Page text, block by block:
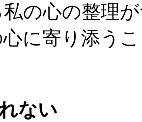
の心の整理
に寄り添う
ない